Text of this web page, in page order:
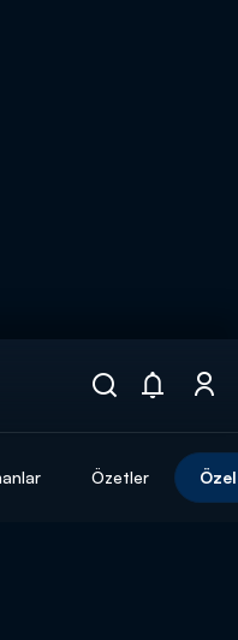
Özetler